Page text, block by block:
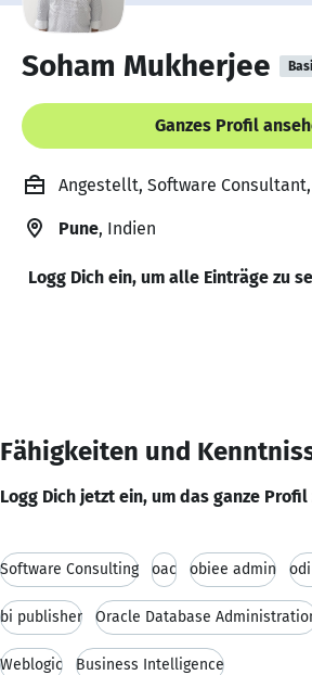
Soham Mukherjee
Ganzes Profil
Angestellt, Software Consultant,
Pune, Indien
Logg Dich ein, um alle Einträge zu
Fähigkeiten und
Logg Dich jetzt ein, um das ganze Profil
Software Consulting oac obiee admin
bi publisher Oracle Database
Weblogic Business Intelligence